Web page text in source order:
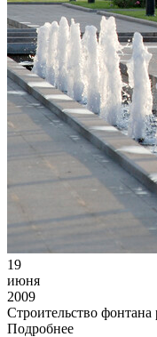
19
июня
2009
Строительство
Подробнее